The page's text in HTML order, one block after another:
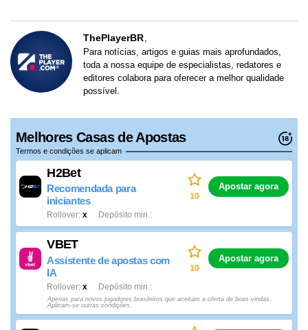
ThePlayerBR
Para notícias, artigos e guias mais aprofundados,
toda a nossa equipe de especialistas, redatores e
editores colabora para oferecer a melhor qualidade
possível.
Melhores Casas de Apostas
Termos e condições se aplicam
H2Bet
Recomendada para
iniciantes
x
Rollover Depósito min.
10
Apostar agora
VBET
Assistente de apostas com
IA
x
Rollover Depósito min.
10
Apostar agora
Apenas para novos jogadores brasileiros que aceitam a oferta de boas-vindas.
Aplicam-se outras condições.